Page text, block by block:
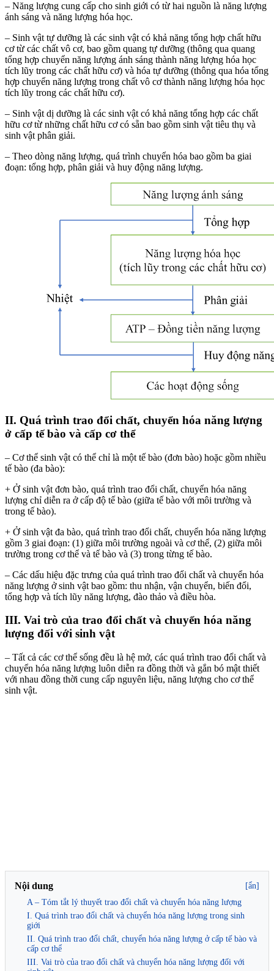
– Năng lượng cung cấp cho sinh giới có từ hai nguồn là năng lượng
ánh sáng và năng lượng hóa học.
– Sinh vật tự dưỡng là các sinh vật có khả năng tổng hợp chất hữu
cơ từ các chất vô cơ, bao gồm quang tự dưỡng (thông qua quang
tổng hợp chuyển năng lượng ánh sáng thành năng lượng hóa học
tích lũy trong các chất hữu cơ) và hóa tự dưỡng (thông qua hóa tổng
hợp chuyển năng lượng trong chất vô cơ thành năng lượng hóa học
tích lũy trong các chất hữu cơ).
– Sinh vật dị dưỡng là các sinh vật có khả năng tổng hợp các chất
hữu cơ từ những chất hữu cơ có sẵn bao gồm sinh vật tiêu thụ và
sinh vật phân giải.
– Theo dòng năng lượng, quá trình chuyển hóa bao gồm ba giai
đoạn: tổng hợp, phân giải và huy động năng lượng.
II. Quá trình trao đổi chất, chuyển hóa năng lượng
ở cấp tế bào và cấp cơ thể
– Cơ thể sinh vật có thể chỉ là một tế bào (đơn bào) hoặc gồm nhiều
tế bào (đa bào):
+ Ở sinh vật đơn bào, quá trình trao đổi chất, chuyển hóa năng
lượng chỉ diễn ra ở cấp độ tế bào (giữa tế bào với môi trường và
trong tế bào).
+ Ở sinh vật đa bào, quá trình trao đổi chất, chuyển hóa năng lượng
gồm 3 giai đoạn: (1) giữa môi trường ngoài và cơ thể, (2) giữa môi
trường trong cơ thể và tế bào và (3) trong từng tế bào.
– Các dấu hiệu đặc trưng của quá trình trao đổi chất và chuyển hóa
năng lượng ở sinh vật bao gồm: thu nhận, vận chuyển, biến đổi,
tổng hợp và tích lũy năng lượng, đào thảo và điều hòa.
III. Vai trò của trao đổi chất và chuyển hóa năng
lượng đối với sinh vật
– Tất cả các cơ thể sống đều là hệ mở, các quá trình trao đổi chất và
chuyển hóa năng lượng luôn diễn ra đồng thời và gắn bó mật thiết
với nhau đồng thời cung cấp nguyên liệu, năng lượng cho cơ thể
sinh vật.
Nội dung
[ẩn]
A – Tóm tắt lý thuyết trao đổi chất và chuyển hóa năng lượng
I. Quá trình trao đổi chất và chuyển hóa năng lượng trong sinh
giới
II. Quá trình trao đổi chất, chuyển hóa năng lượng ở cấp tế bào và
cấp cơ thể
III. Vai trò của trao đổi chất và chuyển hóa năng lượng đối với